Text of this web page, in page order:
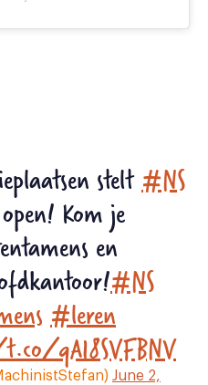
stelt#NS
Kom je
en
#NS
#leren
qA18SVFBNV
June 2,